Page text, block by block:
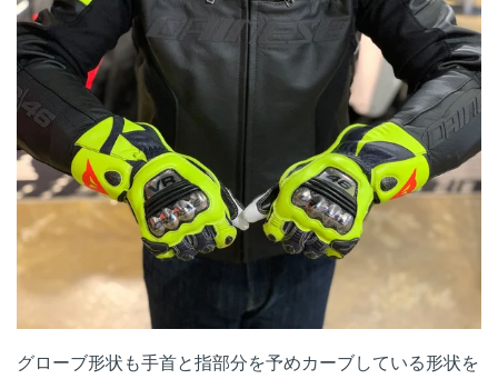
グローブ形状も手首と指部分を予めカーブしている形状を